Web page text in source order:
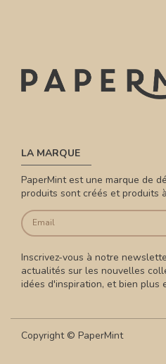
LA MARQUE
PaperMint est une marque de
produits sont créés et produits
Inscrivez-vous à notre
actualités sur les nouvelles
idées d'inspiration, et bien plus
Copyright © PaperMint